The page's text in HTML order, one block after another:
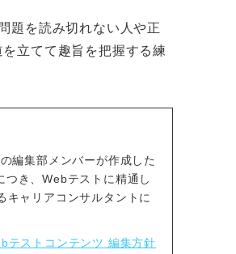
題を読み切れない人や正
立てて趣旨を把握する練
編集部メンバーが作成した
き、Webテストに精通し
キャリアコンサルタントに
テストコンテンツ 編集方針